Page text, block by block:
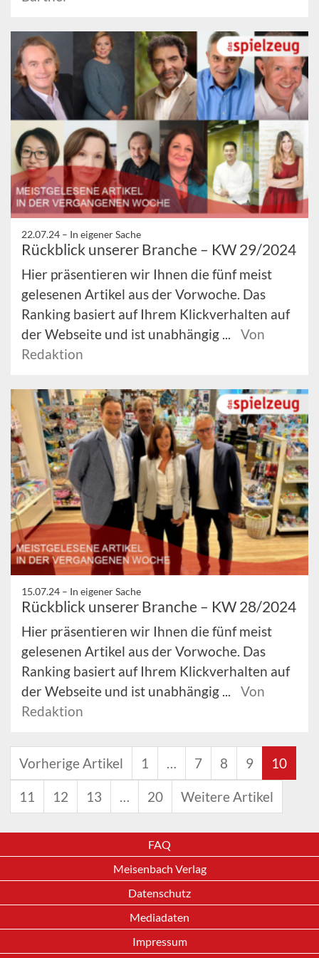
22.07.24 – In eigener Sache
Rückblick unserer Branche – KW 29/2024
Hier präsentieren wir Ihnen die fünf meist
gelesenen Artikel aus der Vorwoche. Das
Ranking basiert auf Ihrem Klickverhalten auf
der Webseite und ist unabhängig ...
Von
Redaktion
15.07.24 – In eigener Sache
Rückblick unserer Branche – KW 28/2024
Hier präsentieren wir Ihnen die fünf meist
gelesenen Artikel aus der Vorwoche. Das
Ranking basiert auf Ihrem Klickverhalten auf
der Webseite und ist unabhängig ...
Von
Redaktion
Vorherige Artikel 1 … 7 8 9 10
11 12 13 … 20 Weitere Artikel
FAQ
Meisenbach Verlag
Datenschutz
Mediadaten
Impressum